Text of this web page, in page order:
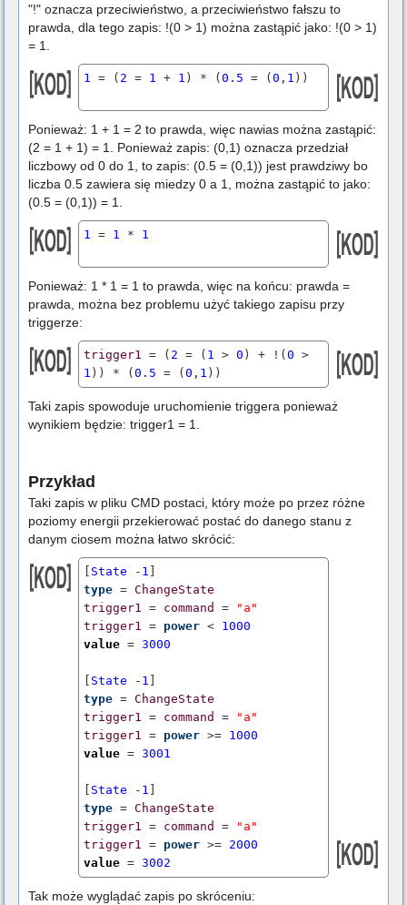
"!" oznacza przeciwieństwo, a przeciwieństwo fałszu to
prawda, dla tego zapis: !(0 > 1) można zastąpić jako: !(0 > 1)
= 1.
1 = ( 2 = 1 + 1 ) * ( 0.5 = ( 0 , 1 ))
Ponieważ: 1 + 1 = 2 to prawda, więc nawias można zastąpić:
(2 = 1 + 1) = 1. Ponieważ zapis: (0,1) oznacza przedział
liczbowy od 0 do 1, to zapis: (0.5 = (0,1)) jest prawdziwy bo
liczba 0.5 zawiera się miedzy 0 a 1, można zastąpić to jako:
(0.5 = (0,1)) = 1.
1 = 1 * 1
Ponieważ: 1 * 1 = 1 to prawda, więc na końcu: prawda =
prawda, można bez problemu użyć takiego zapisu przy
triggerze:
trigger1 = ( 2 = ( 1 > 0 ) + !( 0
1 )) * ( 0.5 = ( 0 , 1 ))
Taki zapis spowoduje uruchomienie triggera ponieważ
wynikiem będzie: trigger1 = 1.
Przykład
Taki zapis w pliku CMD postaci, który może po przez różne
poziomy energii przekierować postać do danego stanu z
danym ciosem można łatwo skrócić:
State - 1
type = ChangeState
trigger1 = command =
"a"
trigger1 = power < 1000
value = 3000
State - 1
type = ChangeState
trigger1 = command =
"a"
trigger1 = power >= 1000
value = 3001
State - 1
type = ChangeState
trigger1 = command =
"a"
trigger1 = power >= 2000
value = 3002
Tak może wyglądać zapis po skróceniu: